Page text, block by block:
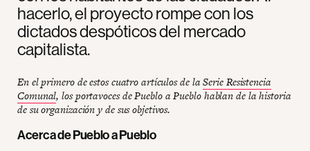
hacerlo, el proyecto rompe con los
dictados despóticos del mercado
capitalista.
En el primero de estos cuatro artículos de laSerie Resistencia
Comunal, los portavoces de Pueblo a Pueblo hablan de la historia
de su organización y de sus objetivos.
Acerca de Pueblo a Pueblo